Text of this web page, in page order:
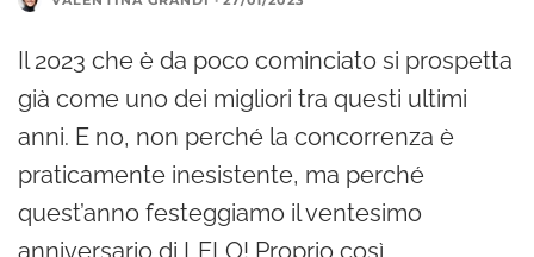
Il 2023 che è da poco cominciato si prospetta
già come uno dei migliori tra questi ultimi
anni. E no, non perché la concorrenza è
praticamente inesistente, ma perché
quest’anno festeggiamo il ventesimo
anniversario di LELO! Proprio così.